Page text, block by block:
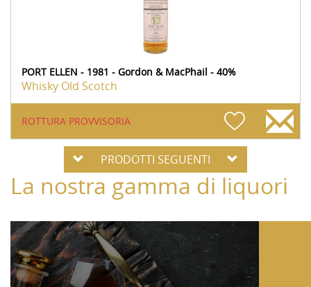
PORT ELLEN - 1981 - Gordon & MacPhail - 40%
Whisky Old Scotch
ROTTURA PROVVISORIA
PRODOTTI SEGUENTI
La nostra gamma di liquori